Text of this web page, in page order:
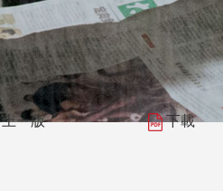
上一版 下載